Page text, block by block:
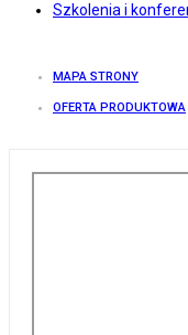
Szkolenia i
MAPA STRONY
OFERTA PRODUKTOWA